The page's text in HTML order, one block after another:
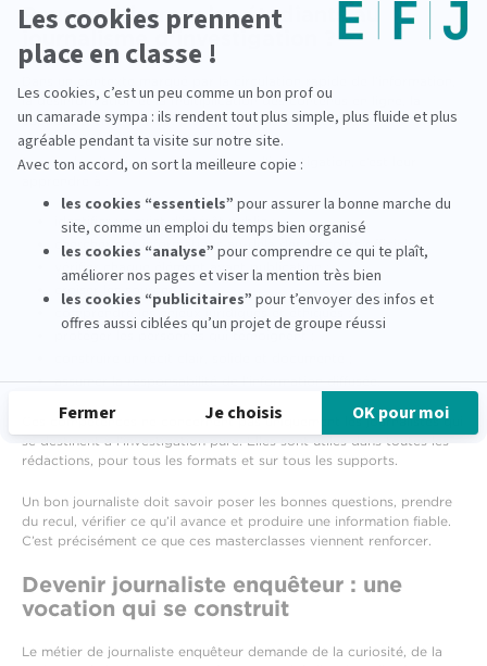
Pourquoi former les étudiants au
journalisme d’investigation ?
la désinformation et la multiplication des contenus en ligne, la
capacité à enquêter est plus que jamais indispensable.
Former les étudiants au journalisme d’investigation, c’est leur
identifier un sujet d’intérêt public ;
chercher des informations au-delà des discours officiels ;
vérifier chaque élément avant publication ;
croiser les sources ;
comprendre les enjeux juridiques et éthiques ;
protéger les personnes qui témoignent ;
assumer la responsabilité de l’information diffusée.
Ces compétences ne concernent pas uniquement les journalistes qui
se destinent à l’investigation pure. Elles sont utiles dans toutes les
rédactions, pour tous les formats et sur tous les supports.
Un bon journaliste doit savoir poser les bonnes questions, prendre
du recul, vérifier ce qu’il avance et produire une information fiable.
C’est précisément ce que ces masterclasses viennent renforcer.
Devenir journaliste enquêteur : une
vocation qui se construit
Le métier de journaliste enquêteur demande de la curiosité, de la